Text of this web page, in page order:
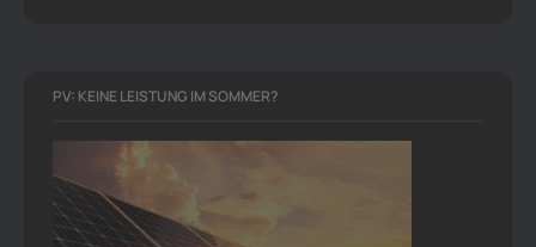
PV: KEINE LEISTUNG IM SOMMER?